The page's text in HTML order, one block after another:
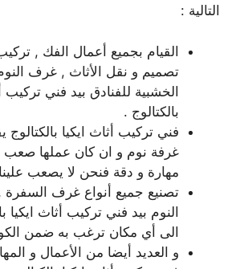
التالية :
القيام بجميع أعمال الفك ,
تصميم و نقل الأثاث , غرف
الخشبية للفنادق بيد فني تركيب
بالكتالوج .
فني تركيب أثاث ايكيا
غرفة نوم و ان كان عملها صعب
مهارة و دقة فنحن لا يصعب
تصنيع جميع أنواع غرف
النوم بيد فني تركيب أثاث ايكيا
الى أي مكان ترغب به ضمن
و العديد أيضا من الأعمال و